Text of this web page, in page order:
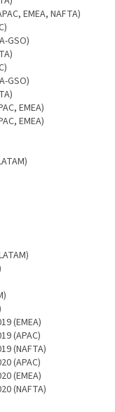
EMEA, NAFTA)
GSO)
GSO)
EMEA)
EMEA)
(EMEA)
(APAC)
(NAFTA)
(APAC)
(EMEA)
(NAFTA)